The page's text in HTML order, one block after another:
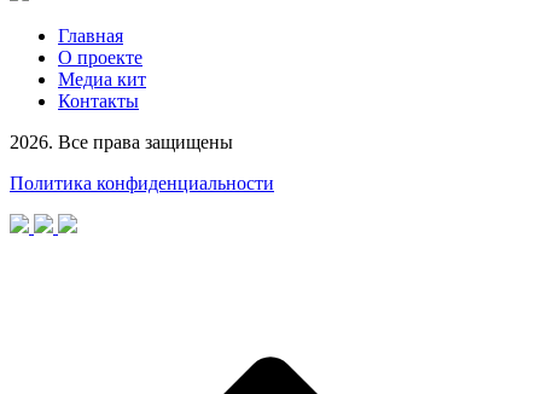
Главная
О проекте
Медиа кит
Контакты
2026. Все права защищены
Политика конфиденциальности